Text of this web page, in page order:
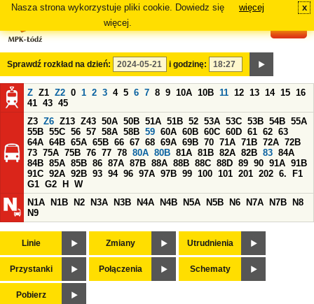
Nasza strona wykorzystuje pliki cookie. Dowiedz się
więcej.
więcej x
Sprawdź rozkład na dzień: i godzinę:
Z Z1 Z2 0 1 2 3 4 5 6 7 8 9 10A 10B 11 12 13 14 15 16
41 43 45
Z3 Z6 Z13 Z43 50A 50B 51A 51B 52 53A 53C 53B 54B 55A
55B 55C 56 57 58A 58B 59 60A 60B 60C 60D 61 62 63
64A 64B 65A 65B 66 67 68 69A 69B 70 71A 71B 72A 72B
73 75A 75B 76 77 78 80A 80B 81A 81B 82A 82B 83 84A
84B 85A 85B 86 87A 87B 88A 88B 88C 88D 89 90 91A 91B
91C 92A 92B 93 94 96 97A 97B 99 100 101 201 202 6.
F1
G1 G2 H
W
N1A
N1B N2 N3A N3B N4A N4B N5A N5B N6 N7A N7B
N8
N9
Linie Zmiany Utrudnienia
Przystanki Połączenia Schematy
Pobierz